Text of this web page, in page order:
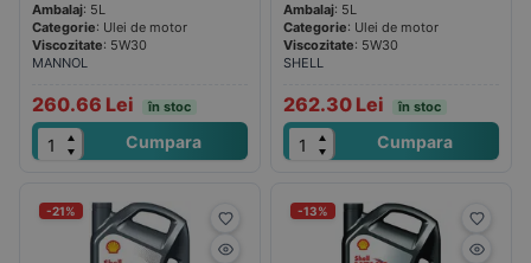
Ambalaj: 5L
Categorie: Ulei de motor
Viscozitate: 5W30
MANNOL
260.66 Lei în stoc
Cumpara
Ambalaj: 5L
Categorie: Ulei de motor
Viscozitate: 5W30
SHELL
262.30 Lei în stoc
Cumpara
-21% -13%